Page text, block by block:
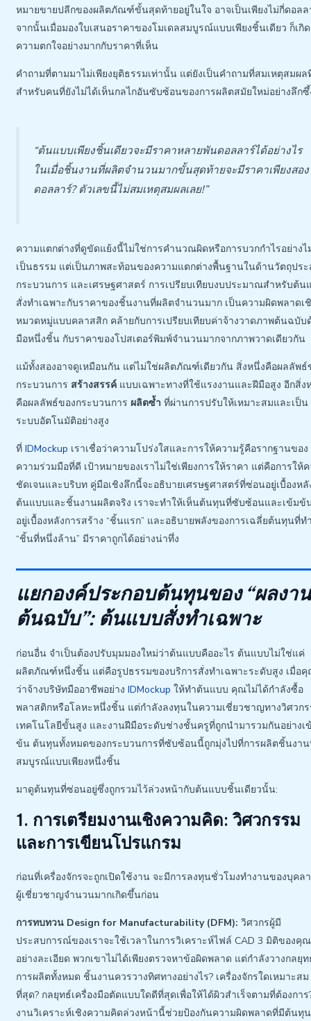
หมายขายปลีกของผลิตภัณฑ์ขั้นสุดท้ายอยู่ในใจ อาจเป็นเพียงไม่กี่ดอลล
จากนั้นเมื่อมองใบเสนอราคาของโมเดลสมบูรณ์แบบเพียงชิ้นเดียว ก็เกิด
ความตกใจอย่างมากกับราคาที่เห็น
คำถามที่ตามมาไม่เพียงยุติธรรมเท่านั้น แต่ยังเป็นคำถามที่สมเหตุสมผ
สำหรับคนที่ยังไม่ได้เห็นกลไกอันซับซ้อนของการผลิตสมัยใหม่อย่างลึกซึ้
“ต้นแบบเพียงชิ้นเดียวจะมีราคาหลายพันดอลลาร์ได้อย่างไร
ในเมื่อชิ้นงานที่ผลิตจำนวนมากขั้นสุดท้ายจะมีราคาเพียงสอง
ดอลลาร์? ตัวเลขนี้ไม่สมเหตุสมผลเลย!”
ความแตกต่างที่ดูขัดแย้งนี้ไม่ใช่การคำนวณผิดหรือการบวกกำไรอย่างไ
เป็นธรรม แต่เป็นภาพสะท้อนของความแตกต่างพื้นฐานในด้านวัตถุปร
กระบวนการ และเศรษฐศาสตร์ การเปรียบเทียบงบประมาณสำหรับต้น
สั่งทำเฉพาะกับราคาของชิ้นงานที่ผลิตจำนวนมาก เป็นความผิดพลาดเ
หมวดหมู่แบบคลาสสิก คล้ายกับการเปรียบเทียบค่าจ้างวาดภาพต้นฉบับ
มือหนึ่งชิ้น กับราคาของโปสเตอร์พิมพ์จำนวนมากจากภาพวาดเดียวกัน
แม้ทั้งสองอาจดูเหมือนกัน แต่ไม่ใช่ผลิตภัณฑ์เดียวกัน สิ่งหนึ่งคือผลลัพธ์
กระบวนการ สร้างสรรค์ แบบเฉพาะทางที่ใช้แรงงานและฝีมือสูง อีกสิ่ง
คือผลลัพธ์ของกระบวนการ ผลิตซ้ำ ที่ผ่านการปรับให้เหมาะสมและเป็น
ระบบอัตโนมัติอย่างสูง
ที่IDMockup เราเชื่อว่าความโปร่งใสและการให้ความรู้คือรากฐานของ
ความร่วมมือที่ดี เป้าหมายของเราไม่ใช่เพียงการให้ราคา แต่คือการให้
ชัดเจนและบริบท คู่มือเชิงลึกนี้จะอธิบายเศรษฐศาสตร์ที่ซ่อนอยู่เบื้องหลั
ต้นแบบและชิ้นงานผลิตจริง เราจะทำให้เห็นต้นทุนที่ซับซ้อนและเข้มข้
อยู่เบื้องหลังการสร้าง “ชิ้นแรก” และอธิบายพลังของการเฉลี่ยต้นทุนที่ท
“ชิ้นที่หนึ่งล้าน” มีราคาถูกได้อย่างน่าทึ่ง
แยกองค์ประกอบต้นทุนของ “ผลงาน
ต้นฉบับ”: ต้นแบบสั่งทำเฉพาะ
ก่อนอื่น จำเป็นต้องปรับมุมมองใหม่ว่าต้นแบบคืออะไร ต้นแบบไม่ใช่แค่
ผลิตภัณฑ์หนึ่งชิ้น แต่คือรูปธรรมของบริการสั่งทำเฉพาะระดับสูง เมื่อ
ว่าจ้างบริษัทมืออาชีพอย่างIDMockup ให้ทำต้นแบบ คุณไม่ได้กำลังซื้อ
พลาสติกหรือโลหะหนึ่งชิ้น แต่กำลังลงทุนในความเชี่ยวชาญทางวิศวก
เทคโนโลยีขั้นสูง และงานฝีมือระดับช่างชั้นครูที่ถูกนำมารวมกันอย่างเ
ข้น ต้นทุนทั้งหมดของกระบวนการที่ซับซ้อนนี้ถูกมุ่งไปที่การผลิตชิ้นงา
สมบูรณ์แบบเพียงหนึ่งชิ้น
มาดูต้นทุนที่ซ่อนอยู่ซึ่งถูกรวมไว้ล่วงหน้ากับต้นแบบชิ้นเดียวนั้น:
1. การเตรียมงานเชิงความคิด: วิศวกรรม
และการเขียนโปรแกรม
ก่อนที่เครื่องจักรจะถูกเปิดใช้งาน จะมีการลงทุนชั่วโมงทำงานของบุคล
ผู้เชี่ยวชาญจำนวนมากเกิดขึ้นก่อน
การทบทวน Design for Manufacturability (DFM): วิศวกรผู้มี
ประสบการณ์ของเราจะใช้เวลาในการวิเคราะห์ไฟล์ CAD 3 มิติของคุณ
อย่างละเอียด พวกเขาไม่ได้เพียงตรวจหาข้อผิดพลาด แต่กำลังวางกลยุ
การผลิตทั้งหมด ชิ้นงานควรวางทิศทางอย่างไร? เครื่องจักรใดเหมาะสม
ที่สุด? กลยุทธ์เครื่องมือตัดแบบใดดีที่สุดเพื่อให้ได้ผิวสำเร็จตามที่ต้องการ
งานวิเคราะห์เชิงความคิดล่วงหน้านี้ช่วยป้องกันความผิดพลาดที่มีต้นทุ